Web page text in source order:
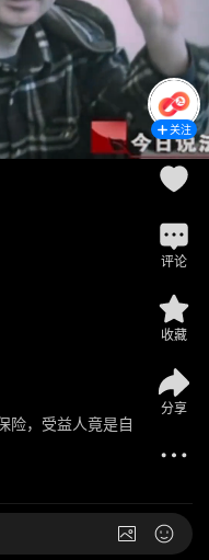
险，受益人竟是自
关注
评论
收藏
分享